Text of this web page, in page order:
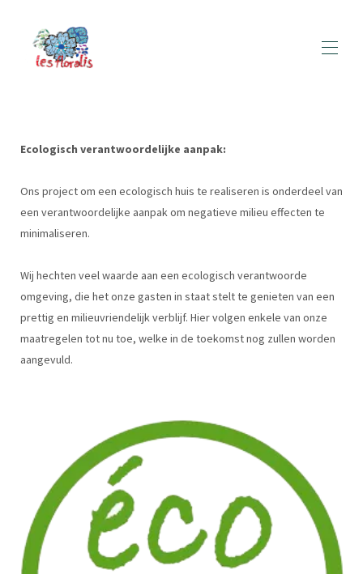
Ecologisch verantwoordelijke aanpak:
Ons project om een ecologisch huis te realiseren is onderdeel van
een verantwoordelijke aanpak om negatieve milieu effecten te
minimaliseren.
Wij hechten veel waarde aan een ecologisch verantwoorde
omgeving, die het onze gasten in staat stelt te genieten van een
prettig en milieuvriendelijk verblijf. Hier volgen enkele van onze
maatregelen tot nu toe, welke in de toekomst nog zullen worden
aangevuld.